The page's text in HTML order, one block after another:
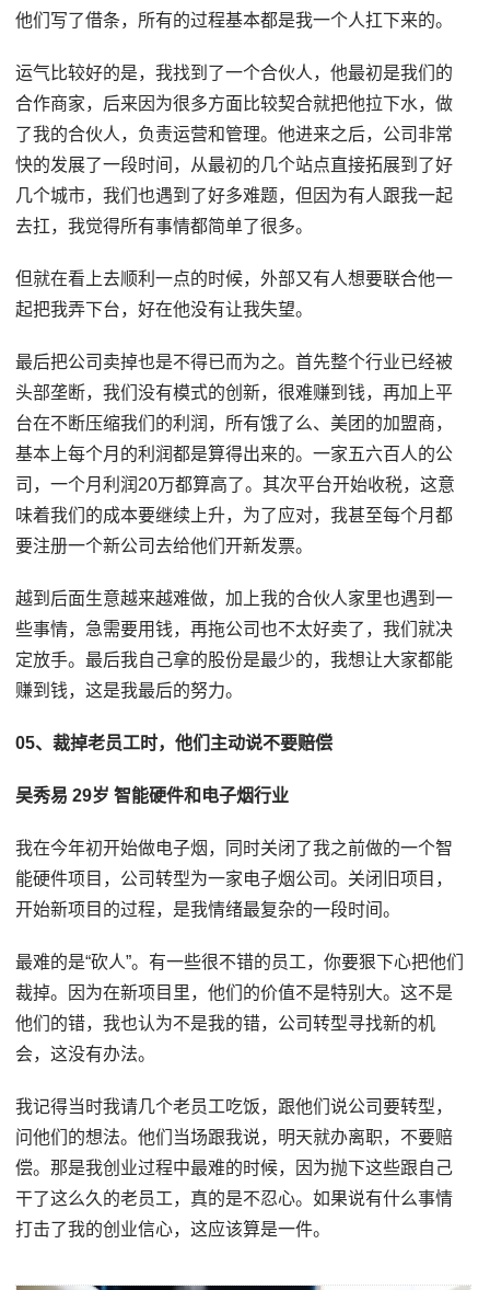
他们写了借条，所有的过程基本都是我一个人扛下来的。
运气比较好的是，我找到了一个合伙人，他最初是我们的
合作商家，后来因为很多方面比较契合就把他拉下水，做
了我的合伙人，负责运营和管理。他进来之后，公司非常
快的发展了一段时间，从最初的几个站点直接拓展到了好
几个城市，我们也遇到了好多难题，但因为有人跟我一起
去扛，我觉得所有事情都简单了很多。
但就在看上去顺利一点的时候，外部又有人想要联合他一
起把我弄下台，好在他没有让我失望。
最后把公司卖掉也是不得已而为之。首先整个行业已经被
头部垄断，我们没有模式的创新，很难赚到钱，再加上平
台在不断压缩我们的利润，所有饿了么、美团的加盟商，
基本上每个月的利润都是算得出来的。一家五六百人的公
司，一个月利润20万都算高了。其次平台开始收税，这意
味着我们的成本要继续上升，为了应对，我甚至每个月都
要注册一个新公司去给他们开新发票。
越到后面生意越来越难做，加上我的合伙人家里也遇到一
些事情，急需要用钱，再拖公司也不太好卖了，我们就决
定放手。最后我自己拿的股份是最少的，我想让大家都能
赚到钱，这是我最后的努力。
05、裁掉老员工时，他们主动说不要赔偿
吴秀易 29岁 智能硬件和电子烟行业
我在今年初开始做电子烟，同时关闭了我之前做的一个智
能硬件项目，公司转型为一家电子烟公司。关闭旧项目，
开始新项目的过程，是我情绪最复杂的一段时间。
最难的是“砍人”。有一些很不错的员工，你要狠下心把他们
裁掉。因为在新项目里，他们的价值不是特别大。这不是
他们的错，我也认为不是我的错，公司转型寻找新的机
会，这没有办法。
我记得当时我请几个老员工吃饭，跟他们说公司要转型，
问他们的想法。他们当场跟我说，明天就办离职，不要赔
偿。那是我创业过程中最难的时候，因为抛下这些跟自己
干了这么久的老员工，真的是不忍心。如果说有什么事情
打击了我的创业信心，这应该算是一件。